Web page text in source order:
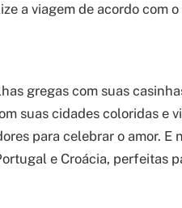
a viagem de acordo com
gregas com suas
suas cidades coloridas e
para celebrar o amor. E
e Croácia, perfeitas